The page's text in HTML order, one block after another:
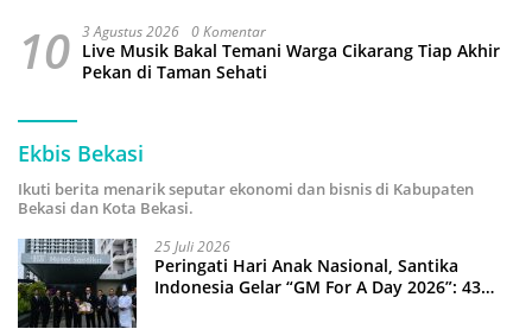
10 3 Agustus 2026 0 Komentar
Live Musik Bakal Temani Warga Cikarang Tiap Akhir
Pekan di Taman Sehati
Ekbis Bekasi
Ikuti berita menarik seputar ekonomi dan bisnis di Kabupaten
Bekasi dan Kota Bekasi.
25 Juli 2026
Peringati Hari Anak Nasional, Santika
Indonesia Gelar “GM For A Day 2026”: 43